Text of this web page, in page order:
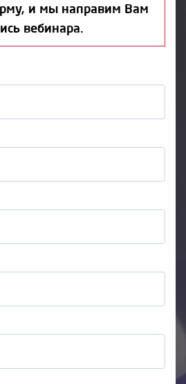
и мы направим Вам
вебинара.